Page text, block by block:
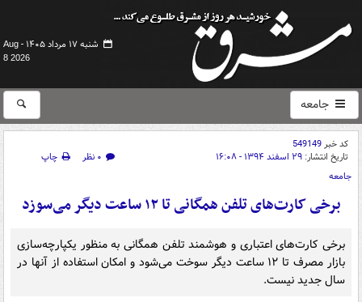
شنبه ۱۷ مرداد ۱۴۰۵ -
Aug
8 2026
جامعه
کد خبر549149
تاریخ انتشار: ۲۹ اسفند ۱۳۹۴ - ۱۶:۰۸ ۰ نظر
چاپ
جامعه
برخی کارت‌های تلفن همگانی تا ۱۲ ساعت دیگر می‌سوزد
برخی کارت‌های اعتباری و هوشمند تلفن همگانی به منظور یکپارچه‌سازی
بازار مصرف تا ۱۲ ساعت دیگر سوخت می‌شود و امکان استفاده از آنها در
سال جدید نیست.